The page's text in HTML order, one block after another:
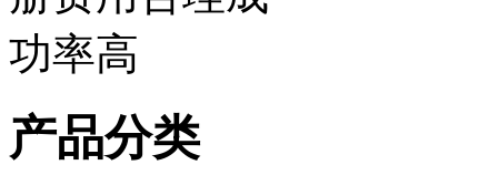
产品分类